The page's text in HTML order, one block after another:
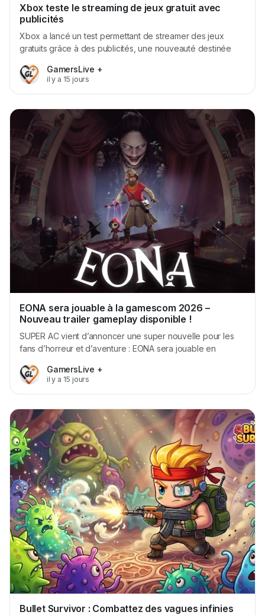
Xbox teste le streaming de jeux gratuit avec
publicités
Xbox a lancé un test permettant de streamer des jeux
gratuits grâce à des publicités, une nouveauté destinée
Jusqu’ici, le cloud gaming Xbox était réservé aux abonnés
Xbox Game Pass. Plus le niveau d’abonnement est élevé,
GamersLive +
il y a 15 jours
EONA sera jouable à la gamescom 2026 –
Nouveau trailer gameplay disponible !
SUPER AC vient d’annoncer une super nouvelle pour les
fans d’horreur et d’aventure : EONA sera jouable en
Booth A043) du 26 au 30 août à Cologne. Pour l’occasion,
le studio dévoile dès aujourd’hui un tout nouveau trailer de
GamersLive +
il y a 15 jours
Bullet Survivor : Combattez des vagues infinies